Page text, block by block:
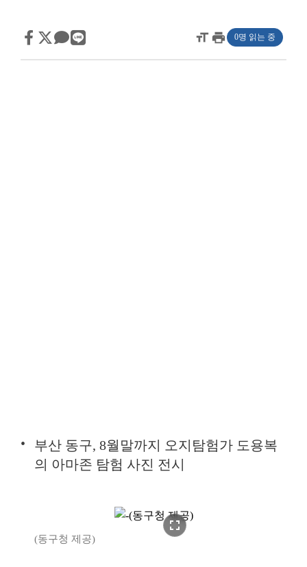
format_sizeprint 0명 읽는 중
부산 동구, 8월말까지 오지탐험가 도용복
의 아마존 탐험 사진 전시
fullscreen
(동구청 제공)